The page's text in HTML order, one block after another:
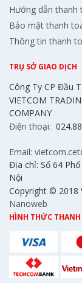
Hướng dẫn thanh
Bảo mật thanh
Thông tin thanh
TRỤ SỞ GIAO DỊCH
Công Ty CP Đầu
VIETCOM
COMPANY
Điện thoại:
Email:
Địa chỉ: Số 64
Nội
Copyright © 2018
Nanoweb
HÌNH THỨC